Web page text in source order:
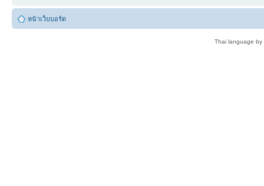
หน้าเว็บบอร์ด
Thai language by